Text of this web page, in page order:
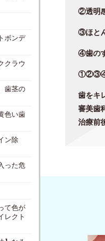
②透明
③ほと
④歯の
①②③④
歯をキ
審美歯
治療前
ボンデ
クラウ
歯茎の
色い歯
ン除
った危
て色が
レクト